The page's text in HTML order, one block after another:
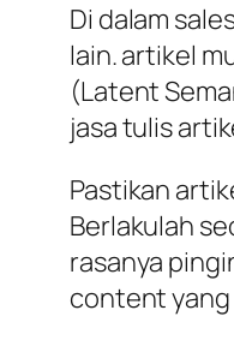
Di dalam
lain. artikel
(Latent
jasa tulis
Pastikan
Berlakulah
rasanya
content yang